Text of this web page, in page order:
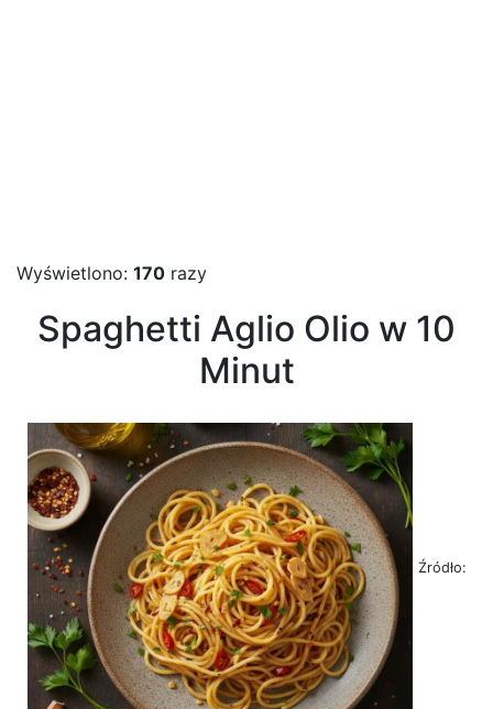
Wyświetlono: 170 razy
Spaghetti Aglio Olio w 10
Minut
Źródło: